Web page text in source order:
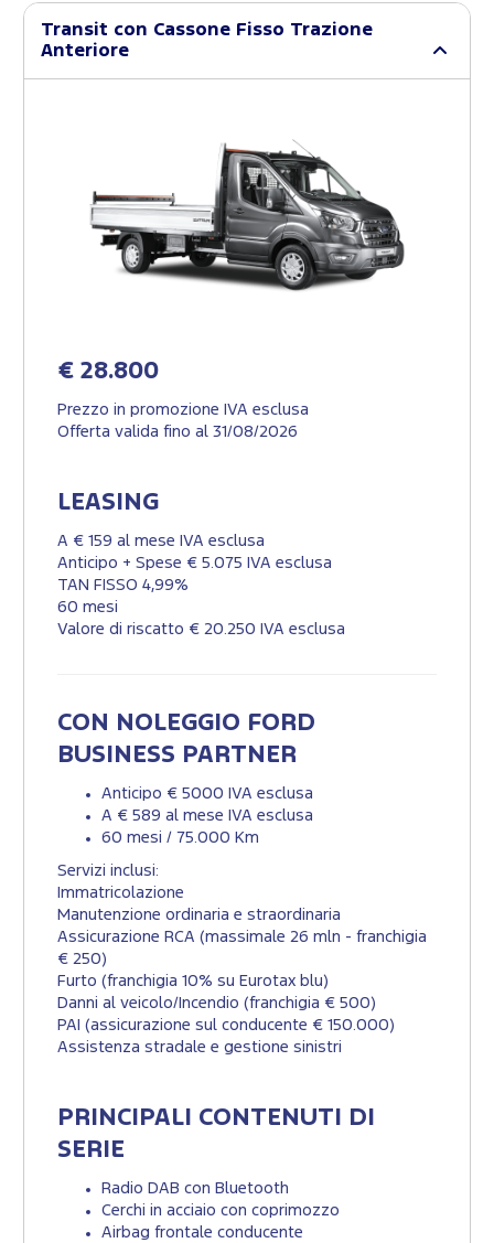
Transit con Cassone Fisso Trazione
Anteriore
€ 28.800
Prezzo in promozione IVA esclusa
Offerta valida fino al 31/08/2026
LEASING
A € 159 al mese IVA esclusa
Anticipo + Spese € 5.075 IVA esclusa
TAN FISSO 4,99%
60 mesi
Valore di riscatto € 20.250 IVA esclusa
CON NOLEGGIO FORD
BUSINESS PARTNER
Anticipo € 5000 IVA esclusa
A € 589 al mese IVA esclusa
60 mesi / 75.000 Km
Servizi inclusi:
Immatricolazione
Manutenzione ordinaria e straordinaria
Assicurazione RCA (massimale 26 mln - franchigia
€ 250)
Furto (franchigia 10% su Eurotax blu)
Danni al veicolo/Incendio (franchigia € 500)
PAI (assicurazione sul conducente € 150.000)
Assistenza stradale e gestione sinistri
PRINCIPALI CONTENUTI DI
SERIE
Radio DAB con Bluetooth
Cerchi in acciaio con coprimozzo
Airbag frontale conducente